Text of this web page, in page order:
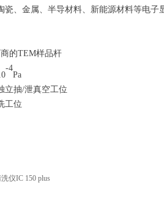
仪IC 150 plus
瓷、金属、半导材料、新能源材料等电
的TEM样品杆
-4
Pa
立抽/泄真空工位
工位